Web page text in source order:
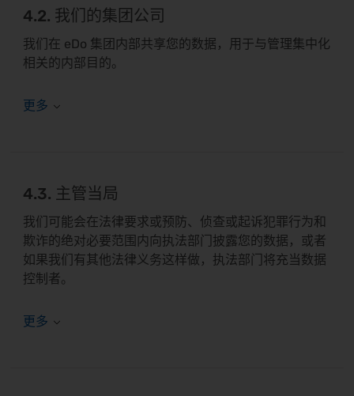
4.2. 我们的集团公司
我们在 eDo 集团内部共享您的数据，用于与管理集中化
相关的内部目的。
4.3. 主管当局
我们可能会在法律要求或预防、侦查或起诉犯罪行为和
欺诈的绝对必要范围内向执法部门披露您的数据，或者
如果我们有其他法律义务这样做，执法部门将充当数据
控制者。